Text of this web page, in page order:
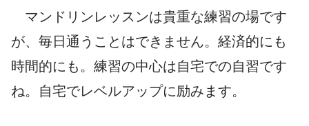
マンドリンレッスンは貴重な練習の場です
が、毎日通うことはできません。経済的にも
時間的にも。練習の中心は自宅での自習です
ね。自宅でレベルアップに励みます。